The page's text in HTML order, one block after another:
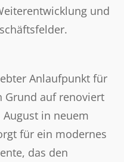
und
Anlaufpunkt für
Grund auf renoviert
in neuem
für ein modernes
das den